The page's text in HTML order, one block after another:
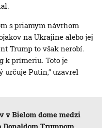
s priamym návrhom
na Ukrajine alebo jej
Trump to však nerobí.
k prímeriu. Toto je
určuje Putin,“ uzavrel
v Bielom dome medzi